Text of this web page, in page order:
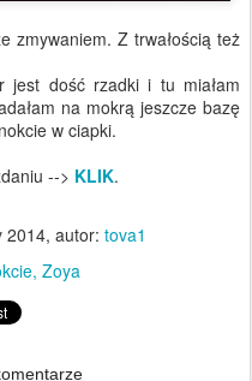
zmywaniem. Z trwałością też
jest dość rzadki i tu miałam
na mokrą jeszcze bazę
w ciapki.
--> KLIK.
2014, autor: tova1
Zoya